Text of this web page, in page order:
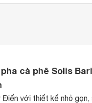
cà phê Solis
với thiết kế nhỏ